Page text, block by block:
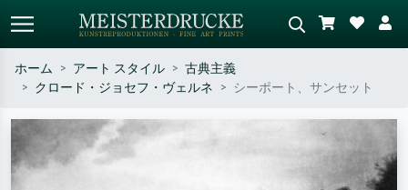
作家名・作品名・スタイルで検索
– 例：モネ、星月夜、印象派、北
斎の波、ヌード。
シーンを説明してください – 例：
緑の草原、赤の多い抽象画、暗い
油絵、木のそばの立ち姿のヌー
ホーム アート スタイル
古典主義
クロード・ジョセフ・ヴェルネ
シーポート、サンセット